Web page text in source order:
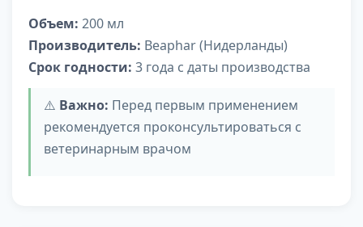
Объем: 200 мл
Производитель: Beaphar (Нидерланды)
Срок годности: 3 года с даты производства
⚠️ Важно: Перед первым применением
рекомендуется проконсультироваться с
ветеринарным врачом